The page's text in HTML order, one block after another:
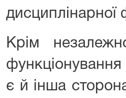
дисциплінарної
Крім
є й інша